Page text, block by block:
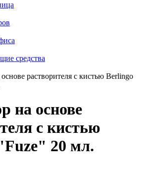
средства
растворителя с кистью Berlingo
на основе
с кистью
20 мл.